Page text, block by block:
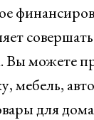
Вы можете
мебель,
для